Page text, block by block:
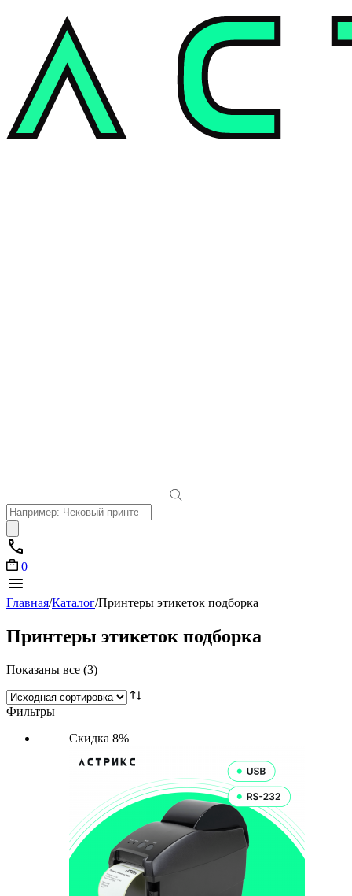
Поиск
товаров
0
Главная/Каталог/Принтеры этикеток подборка
Принтеры этикеток подборка
Показаны все (3)
Фильтры
Скидка 8%